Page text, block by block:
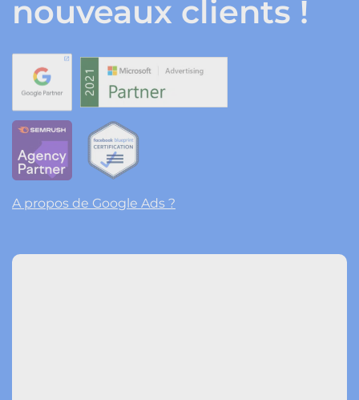
nouveaux clients !
A propos de Google Ads ?